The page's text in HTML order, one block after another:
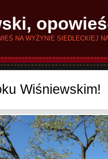
NA WYŻYNIE SIEDLECKIEJ
Wiśniewskim!